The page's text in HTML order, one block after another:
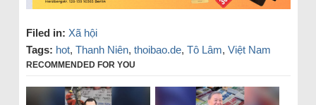
Filed in: Xã hội
Tags: hot, Thanh Niên, thoibao.de, Tô Lâm, Việt Nam
RECOMMENDED FOR YOU